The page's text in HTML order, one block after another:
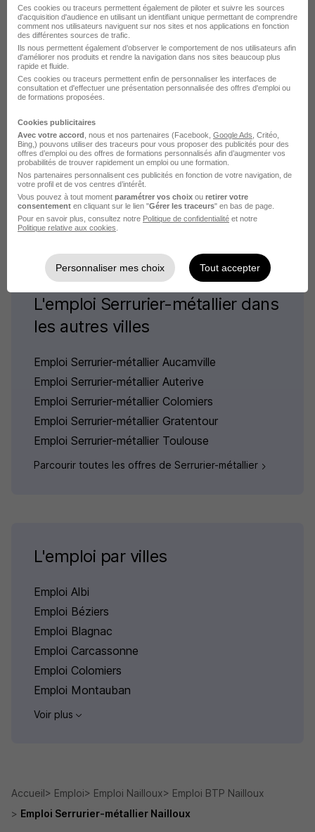
L'emploi par métier
Emploi Coffreur bancheur
Emploi Couvreur
Emploi Electricien
Emploi Maçon
Emploi Maçon VRD
Voir plus
L'emploi Serrurier-métallier dans
les autres villes
Emploi Serrurier-métallier Aucamville
Emploi Serrurier-métallier Auterive
Emploi Serrurier-métallier Colomiers
Emploi Serrurier-métallier Gratentour
Emploi Serrurier-métallier Toulouse
Parcourir toutes les offres de Serrurier-métallier
L'emploi par villes
Emploi Albi
Emploi Béziers
Emploi Blagnac
Emploi Carcassonne
Emploi Colomiers
Emploi Montauban
Voir plus
Accueil Emploi Emploi Nailloux
Emploi BTP Nailloux
Emploi Serrurier-métallier Nailloux
Ces cookies ou traceurs permettent également de piloter et suivre les sources
d'acquisition d'audience en utilisant un identifiant unique permettant de comprendre
comment nos utilisateurs naviguent sur nos sites et nos applications en fonction
des différentes sources de trafic.
Ils nous permettent également d’observer le comportement de nos utilisateurs afin
d'améliorer nos produits et rendre la navigation dans nos sites beaucoup plus
rapide et fluide.
Ces cookies ou traceurs permettent enfin de personnaliser les interfaces de
consultation et d'effectuer une présentation personnalisée des offres d'emploi ou
de formations proposées.
Cookies publicitaires
Avec votre accord , nous et nos partenaires (Facebook, Google Ads , Critéo,
Bing,) pouvons utiliser des traceurs pour vous proposer des publicités pour des
offres d’emploi ou des offres de formations personnalisés afin d’augmenter vos
probabilités de trouver rapidement un emploi ou une formation.
Nos partenaires personnalisent ces publicités en fonction de votre navigation, de
votre profil et de vos centres d’intérêt.
Vous pouvez à tout moment paramétrer vos choix ou retirer votre
consentement en cliquant sur le lien "Gérer les traceurs" en bas de page.
Pour en savoir plus, consultez notre Politique de confidentialité et notre
Politique relative aux cookies
Personnaliser mes choix Tout accepter